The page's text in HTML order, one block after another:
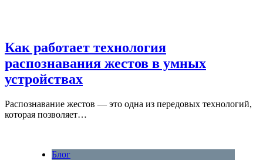
Как работает технология
распознавания жестов в умных
устройствах
Распознавание жестов — это одна из передовых технологий,
которая позволяет…
Блог